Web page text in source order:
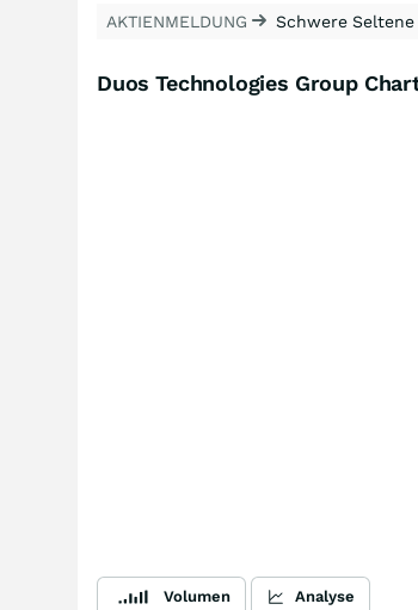
AKTIENMELDUNG Schwere
Duos Technologies Group
Volumen Analyse